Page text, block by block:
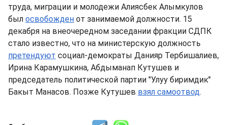
труда, миграции и молодежи Алиясбек Алымкулов
был освобожден от занимаемой должности. 15
декабря на внеочередном заседании фракции СДПК
стало известно, что на министерскую должность
претендуют социал-демократы Данияр Тербишалиев,
Ирина Карамушкина, Абдыманап Кутушев и
председатель политической партии "Улуу биримдик"
Бакыт Манасов. Позже Кутушев взял самоотвод.